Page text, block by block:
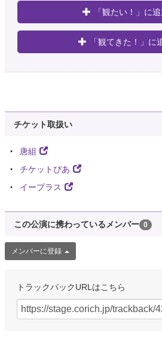
「観たい！」に
「観てきた！」に
チケット取扱い
唐組
チケットぴあ
イープラス
この公演に携わっているメンバー 0
メンバーに登録
トラックバックURLはこちら